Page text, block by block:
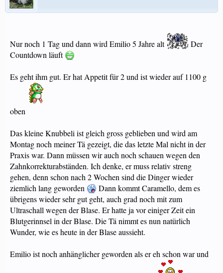
Nur noch 1 Tag und dann wird Emilio 5 Jahre alt
Der
Countdown läuft
Es geht ihm gut. Er hat Appetit für 2 und ist wieder auf 1100 g
oben
Das kleine Knubbeli ist gleich gross geblieben und wird am
Montag noch meiner Tä gezeigt, die das letzte Mal nicht in der
Praxis war. Dann müssen wir auch noch schauen wegen den
Zahnkorrekturabständen. Ich denke, er muss relativ streng
gehen, denn schon nach 2 Wochen sind die Dinger wieder
ziemlich lang geworden
Dann kommt Caramello, dem es
übrigens wieder sehr gut geht, auch grad noch mit zum
Ultraschall wegen der Blase. Er hatte ja vor einiger Zeit ein
Blutgerinnsel in der Blase. Die Tä nimmt es nun natürlich
Wunder, wie es heute in der Blase aussieht.
Emilio ist noch anhänglicher geworden als er eh schon war und